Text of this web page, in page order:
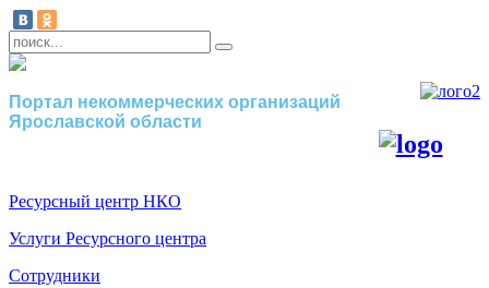
Портал некоммерческих организаций
Ярославской области
Ресурсный центр НКО
Услуги Ресурсного центра
Сотрудники